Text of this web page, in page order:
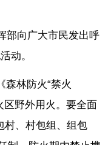
部向广大市民发出呼
动。
森林防火“禁火
区野外用火。要全面
村、村包组、组包